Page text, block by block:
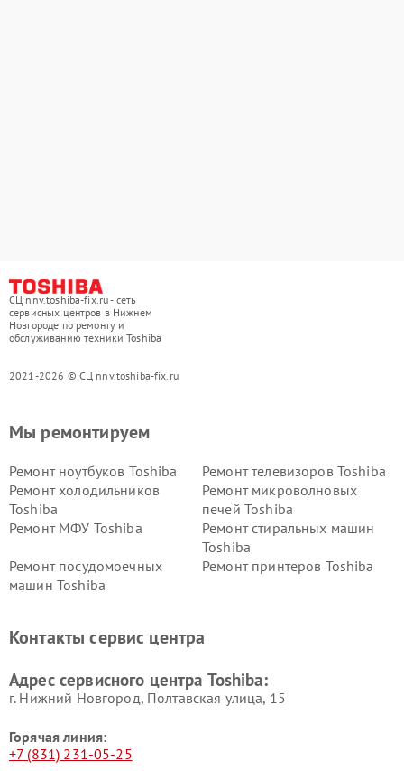
СЦ nnv.toshiba-fix.ru - сеть
сервисных центров в Нижнем
Новгороде по ремонту и
обслуживанию техники Toshiba
2021-2026 © СЦ nnv.toshiba-fix.ru
Мы ремонтируем
Ремонт ноутбуков Toshiba
Ремонт телевизоров Toshiba
Ремонт холодильников
Toshiba
Ремонт микроволновых
печей Toshiba
Ремонт МФУ Toshiba
Ремонт стиральных машин
Toshiba
Ремонт посудомоечных
машин Toshiba
Ремонт принтеров Toshiba
Контакты сервис центра
Адрес сервисного центра Toshiba:
г. Нижний Новгород, Полтавская улица, 15
Горячая линия:
+7 (831) 231-05-25